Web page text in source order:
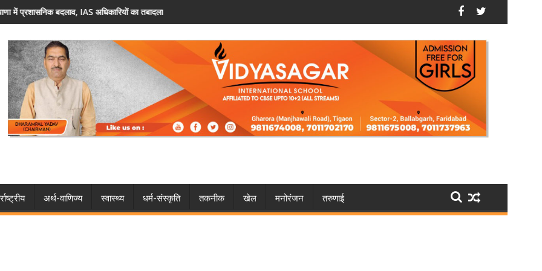
का तबादला फरीदाबाद: वोटर लिस्ट में नाम नहीं है? 30 अगस्त तक करें आवेदन फरीदाबाद: सेक्सटॉर्शन गैंग का भंडाफोड़, वीडियो कॉल से करते थे
अर्थ-वाणिज्य स्वास्थ्य धर्म-संस्कृति तकनीक खेल मनोरंजन तरुणाई